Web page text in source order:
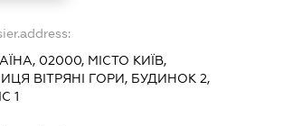
02000, МІСТО КИЇВ,
ВІТРЯНІ ГОРИ, БУДИНОК 2,
1